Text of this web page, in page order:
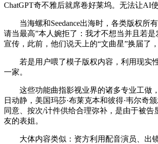
ChatGPT奇不雅后就席卷好莱坞。无法让AI
当海螺和Seedance出海时，各类版权所
请当最高”本人婉拒了：我才不想当并且若
宣传，此前，他们说天上的“文曲星”换届了
若是用户喂了模子版权内容，利用现实性
一家。
这些功能曲指影视业界的诸多专业工做，
日动静，美国玛莎·布莱克本和彼得·韦尔奇
同意、按次/计件供给合理弥补，是由于被
友的表姐。
大体内容类似：资方利用配音演员、出镜